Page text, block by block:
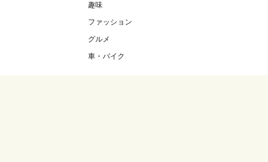
趣味
ファッション
グルメ
車・バイク